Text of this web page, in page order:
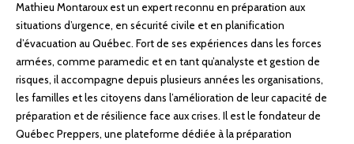
Mathieu Montaroux est un expert reconnu en préparation aux
situations d’urgence, en sécurité civile et en planification
d’évacuation au Québec. Fort de ses expériences dans les forces
armées, comme paramedic et en tant qu’analyste et gestion de
risques, il accompagne depuis plusieurs années les organisations,
les familles et les citoyens dans l’amélioration de leur capacité de
préparation et de résilience face aux crises. Il est le fondateur de
Québec Preppers, une plateforme dédiée à la préparation